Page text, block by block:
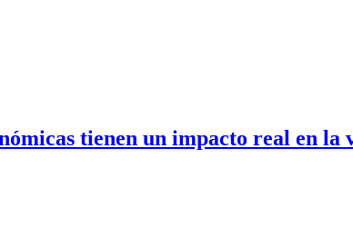
tienen un impacto real en la